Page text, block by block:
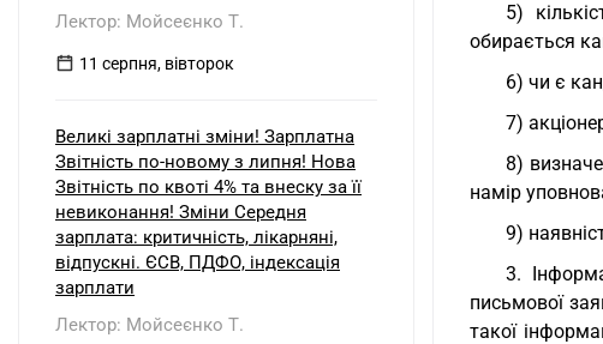
5)
обирається
6) чи є
7)
8)
намір
9)
3.
письмової
такої
Лектор: Мойсеєнко Т.
11 серпня, вівторок
Великі зарплатні зміни! Зарплатна
Звітність по-новому з липня! Нова
Звітність по квоті 4% та внеску за її
невиконання! Зміни Середня
зарплата: критичність, лікарняні,
відпускні. ЄСВ, ПДФО, індексація
зарплати
Лектор: Мойсеєнко Т.